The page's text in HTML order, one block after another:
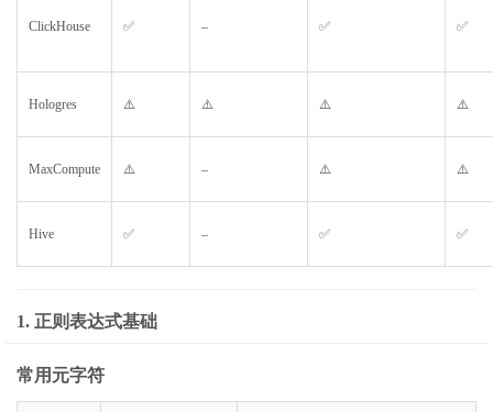
ClickHouse ✅ – ✅ ✅
Hologres ⚠️ ⚠️ ⚠️ ⚠️
MaxCompute ⚠️ – ⚠️ ⚠️
Hive ✅ – ✅ ✅
1. 正则表达式基础
常用元字符